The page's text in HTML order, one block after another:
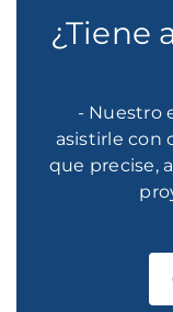
¿Tiene
- Nuestro
asistirle con
que precise,